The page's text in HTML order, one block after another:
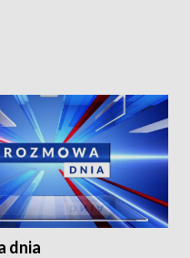
dnia